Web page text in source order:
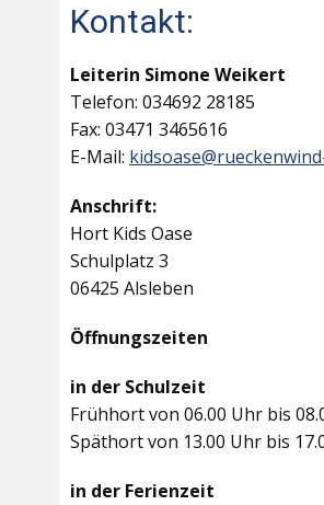
Kontakt:
Leiterin Simone Weikert
Telefon: 034692 28185
Fax: 03471 3465616
E-Mail:
Anschrift:
Hort Kids Oase
Schulplatz 3
06425 Alsleben
Öffnungszeiten
in der Schulzeit
Frühhort von 06.00 Uhr bis
Späthort von 13.00 Uhr bis
in der Ferienzeit